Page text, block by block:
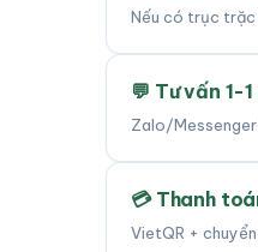
Nếu có trục trặc
💬 Tư vấn 1-
Zalo/Messenger
💳 Thanh
VietQR +